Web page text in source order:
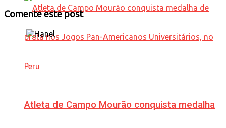
Atleta de Campo Mourão conquista medalha
Comente este post